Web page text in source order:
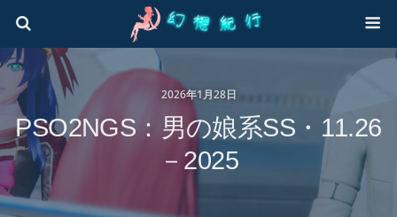
2026年1月28日
PSO2NGS：男の娘系SS・11.26
－2025